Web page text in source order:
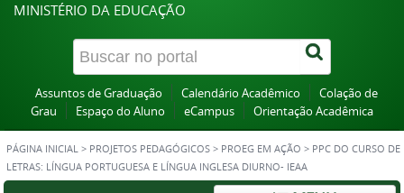
MINISTÉRIO DA EDUCAÇÃO
Assuntos de Graduação Calendário Acadêmico
Colação de
Grau
Espaço do Aluno eCampus Orientação Acadêmica
PÁGINA INICIAL > PROJETOS PEDAGÓGICOS > PROEG EM AÇÃO > PPC DO CURSO DE
LETRAS: LÍNGUA PORTUGUESA E LÍNGUA INGLESA DIURNO- IEAA